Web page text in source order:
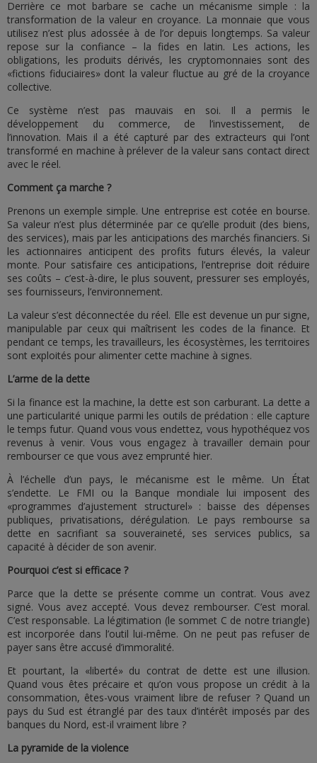
Derrière ce mot barbare se cache un mécanisme simple : la
transformation de la valeur en croyance. La monnaie que vous
utilisez n’est plus adossée à de l’or depuis longtemps. Sa valeur
repose sur la confiance – la fides en latin. Les actions, les
obligations, les produits dérivés, les cryptomonnaies sont des
«fictions fiduciaires» dont la valeur fluctue au gré de la croyance
collective.
Ce système n’est pas mauvais en soi. Il a permis le
développement du commerce, de l’investissement, de
l’innovation. Mais il a été capturé par des extracteurs qui l’ont
transformé en machine à prélever de la valeur sans contact direct
avec le réel.
Comment ça marche ?
Prenons un exemple simple. Une entreprise est cotée en bourse.
Sa valeur n’est plus déterminée par ce qu’elle produit (des biens,
des services), mais par les anticipations des marchés financiers. Si
les actionnaires anticipent des profits futurs élevés, la valeur
monte. Pour satisfaire ces anticipations, l’entreprise doit réduire
ses coûts – c’est-à-dire, le plus souvent, pressurer ses employés,
ses fournisseurs, l’environnement.
La valeur s’est déconnectée du réel. Elle est devenue un pur signe,
manipulable par ceux qui maîtrisent les codes de la finance. Et
pendant ce temps, les travailleurs, les écosystèmes, les territoires
sont exploités pour alimenter cette machine à signes.
L’arme de la dette
Si la finance est la machine, la dette est son carburant. La dette a
une particularité unique parmi les outils de prédation : elle capture
le temps futur. Quand vous vous endettez, vous hypothéquez vos
revenus à venir. Vous vous engagez à travailler demain pour
rembourser ce que vous avez emprunté hier.
À l’échelle d’un pays, le mécanisme est le même. Un État
s’endette. Le FMI ou la Banque mondiale lui imposent des
«programmes d’ajustement structurel» : baisse des dépenses
publiques, privatisations, dérégulation. Le pays rembourse sa
dette en sacrifiant sa souveraineté, ses services publics, sa
capacité à décider de son avenir.
Pourquoi c’est si efficace ?
Parce que la dette se présente comme un contrat. Vous avez
signé. Vous avez accepté. Vous devez rembourser. C’est moral.
C’est responsable. La légitimation (le sommet C de notre triangle)
est incorporée dans l’outil lui-même. On ne peut pas refuser de
payer sans être accusé d’immoralité.
Et pourtant, la «liberté» du contrat de dette est une illusion.
Quand vous êtes précaire et qu’on vous propose un crédit à la
consommation, êtes-vous vraiment libre de refuser ? Quand un
pays du Sud est étranglé par des taux d’intérêt imposés par des
banques du Nord, est-il vraiment libre ?
La pyramide de la violence